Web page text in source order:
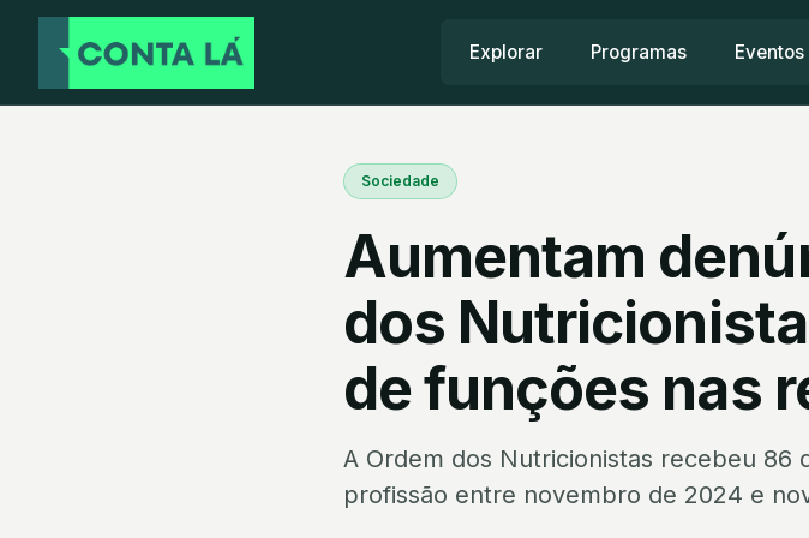
Explorar Programas Eventos
Sociedade
Aumentam
dos
de funções nas
A Ordem dos Nutricionistas recebeu 86
profissão entre novembro de 2024 e